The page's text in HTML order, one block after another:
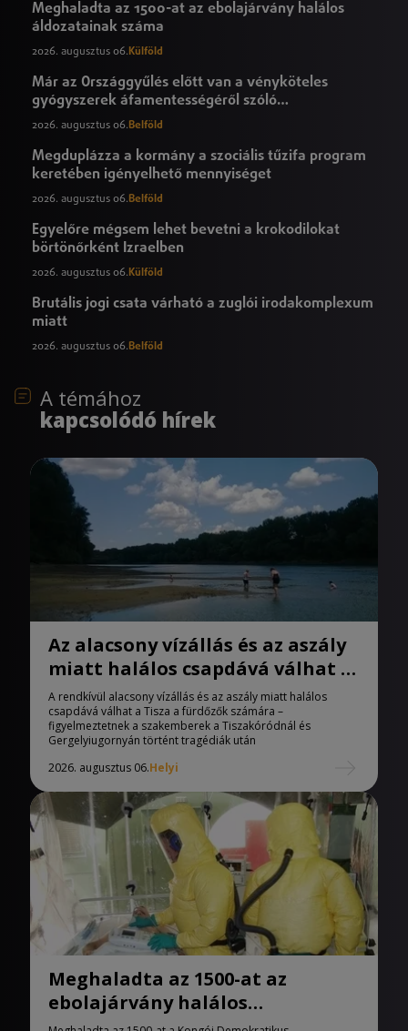
Meghaladta az 1500-at az ebolajárvány halálos
áldozatainak száma
2026. augusztus 06. Külföld
Már az Országgyűlés előtt van a vényköteles
gyógyszerek áfamentességéről szóló
törvényjavaslat
2026. augusztus 06.Belföld
Megduplázza a kormány a szociális tűzifa program
keretében igényelhető mennyiséget
2026. augusztus 06.Belföld
Egyelőre mégsem lehet bevetni a krokodilokat
börtönőrként Izraelben
2026. augusztus 06. Külföld
Brutális jogi csata várható a zuglói irodakomplexum
miatt
2026. augusztus 06.Belföld
A témához
kapcsolódó hírek
Az alacsony vízállás és az aszály
miatt halálos csapdává válhat a
Tisza
A rendkívül alacsony vízállás és az aszály miatt halálos
csapdává válhat a Tisza a fürdőzők számára –
figyelmeztetnek a szakemberek a Tiszakóródnál és
Gergelyiugornyán történt tragédiák után
2026. augusztus 06.Helyi
Meghaladta az 1500-at az
ebolajárvány halálos